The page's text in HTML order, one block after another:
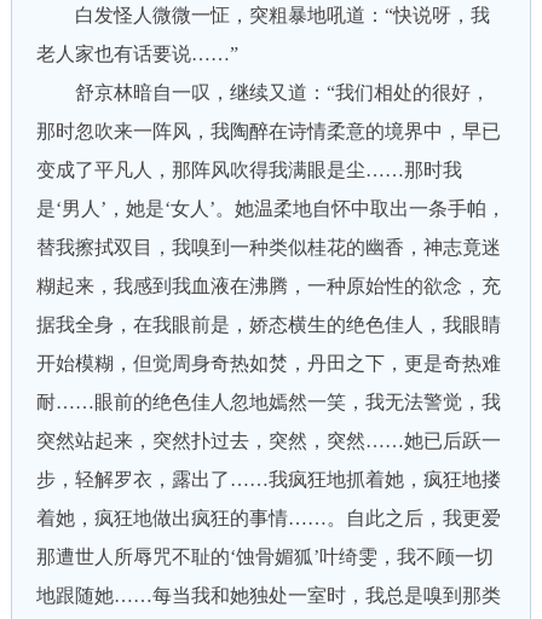
白发怪人微微一怔，突粗暴地吼道：“快说呀，我
老人家也有话要说……”
舒京林暗自一叹，继续又道：“我们相处的很好，
那时忽吹来一阵风，我陶醉在诗情柔意的境界中，早已
变成了平凡人，那阵风吹得我满眼是尘……那时我
是‘男人’，她是‘女人’。她温柔地自怀中取出一条手帕，
替我擦拭双目，我嗅到一种类似桂花的幽香，神志竟迷
糊起来，我感到我血液在沸腾，一种原始性的欲念，充
据我全身，在我眼前是，娇态横生的绝色佳人，我眼睛
开始模糊，但觉周身奇热如焚，丹田之下，更是奇热难
耐……眼前的绝色佳人忽地嫣然一笑，我无法警觉，我
突然站起来，突然扑过去，突然，突然……她已后跃一
步，轻解罗衣，露出了……我疯狂地抓着她，疯狂地搂
着她，疯狂地做出疯狂的事情……。自此之后，我更爱
那遭世人所辱咒不耻的‘蚀骨媚狐’叶绮雯，我不顾一切
地跟随她……每当我和她独处一室时，我总是嗅到那类